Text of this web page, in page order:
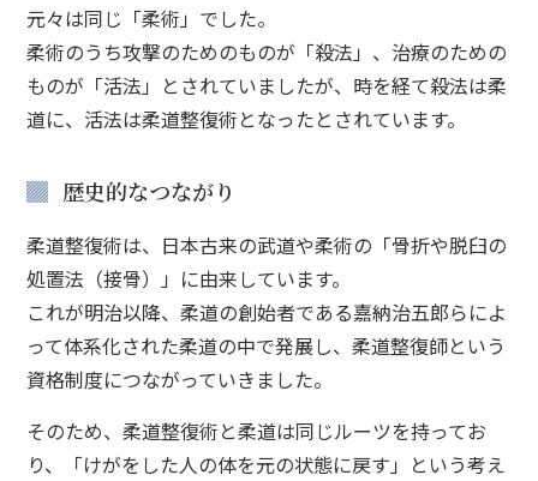
元々は同じ「柔術」でした。
柔術のうち攻撃のためのものが「殺法」、治療のための
ものが「活法」とされていましたが、時を経て殺法は柔
道に、活法は柔道整復術となったとされています。
歴史的なつながり
柔道整復術は、日本古来の武道や柔術の「骨折や脱臼の
処置法（接骨）」に由来しています。
これが明治以降、柔道の創始者である嘉納治五郎らによ
って体系化された柔道の中で発展し、柔道整復師という
資格制度につながっていきました。
そのため、柔道整復術と柔道は同じルーツを持ってお
り、「けがをした人の体を元の状態に戻す」という考え